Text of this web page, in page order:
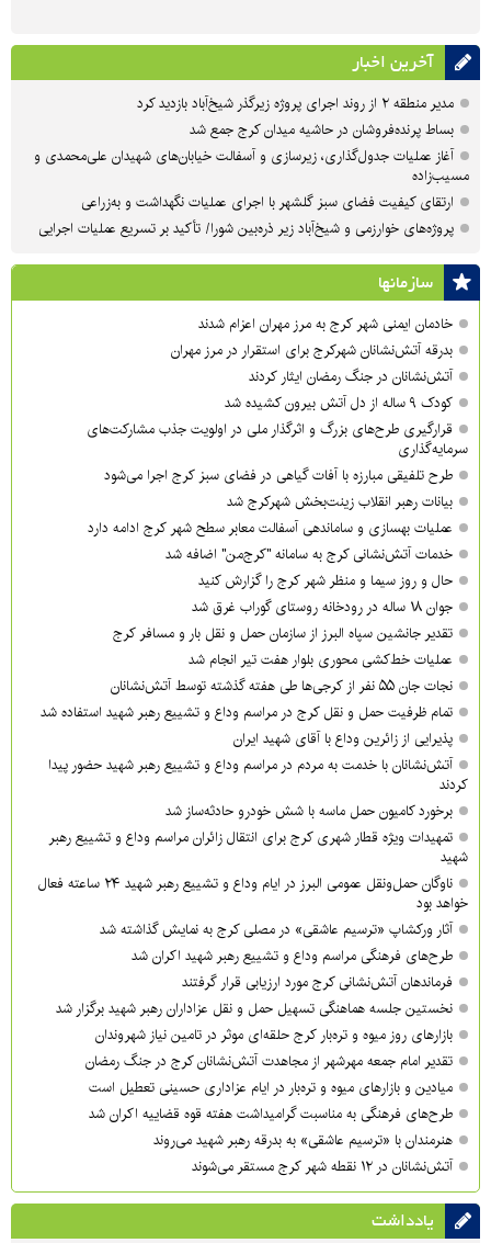
آخرین اخبار
مدیر منطقه ۲ از روند اجرای پروژه زیرگذر شیخ‌آباد بازدید کرد
بساط پرنده‌فروشان در حاشیه میدان کرج جمع شد
آغاز عملیات جدول‌گذاری، زیرسازی و آسفالت خیابان‌های شهیدان علی‌محمدی و
مسیب‌زاده
ارتقای کیفیت فضای سبز گلشهر با اجرای عملیات نگهداشت و به‌زراعی
پروژه‌های خوارزمی و شیخ‌آباد زیر ذره‌بین شورا/ تأکید بر تسریع عملیات اجرایی
سازمان‎ها
خادمان ایمنی شهر کرج به مرز مهران اعزام شدند
بدرقه آتش‌نشانان شهرکرج برای استقرار در مرز مهران
آتش‌نشانان در جنگ رمضان ایثار کردند
کودک ۹ ساله از دل آتش بیرون کشیده شد
قرارگیری طرح‌های بزرگ و اثرگذار ملی در اولویت‌ جذب مشارکت‌های
سرمایه‌گذاری
طرح تلفیقی مبارزه با آفات گیاهی در فضای سبز کرج اجرا می‌شود
بیانات رهبر انقلاب زینت‌بخش شهرکرج شد
عملیات بهسازی و ساماندهی آسفالت معابر سطح شهر کرج ادامه دارد
خدمات آتش‌نشانی کرج به سامانه "کرج‌من" اضافه شد
حال و روز سیما و منظر شهر کرج را گزارش کنید
جوان ۱۸ ساله در رودخانه روستای گوراب غرق شد
تقدیر جانشین سپاه البرز از سازمان حمل و نقل بار و مسافر کرج
عملیات خط‌کشی محوری بلوار هفت تیر انجام شد
نجات جان ۵۵ نفر از کرجی‌ها طی هفته گذشته توسط آتش‌نشانان
تمام ظرفیت حمل و نقل کرج در مراسم وداع و تشییع رهبر شهید استفاده شد
پذیرایی از زائرین وداع با آقای شهید ایران
آتش‌نشانان با خدمت به مردم در مراسم وداع و تشییع رهبر شهید حضور پیدا
کردند
برخورد کامیون حمل ماسه با شش خودرو حادثه‌ساز شد
تمهیدات ویژه قطار شهری کرج برای انتقال زائران مراسم وداع و تشییع رهبر
شهید
ناوگان حمل‌ونقل عمومی البرز در ایام وداع و تشییع رهبر شهید ۲۴ ساعته فعال
خواهد بود
آثار ورکشاپ «ترسیم عاشقی» در مصلی کرج به نمایش گذاشته شد
طرح‌های فرهنگی مراسم وداع و تشییع رهبر شهید اکران شد
فرماندهان آتش‌نشانی کرج مورد ارزیابی قرار گرفتند
نخستین جلسه هماهنگی تسهیل حمل و نقل عزاداران رهبر شهید برگزار شد
بازارهای روز میوه و تره‌بار کرج حلقه‌ای موثر در تامین نیاز شهروندان
تقدیر امام جمعه مهرشهر از مجاهدت آتش‌نشانان کرج در جنگ رمضان
میادین و بازارهای میوه و تره‌بار در ایام عزاداری حسینی تعطیل است
طرح‌های فرهنگی به مناسبت گرامیداشت هفته قوه قضاییه اکران شد
هنرمندان با «ترسیم عاشقی» به بدرقه رهبر شهید می‌روند
آتش‌نشانان در ۱۲ نقطه شهر کرج مستقر می‌شوند
یادداشت